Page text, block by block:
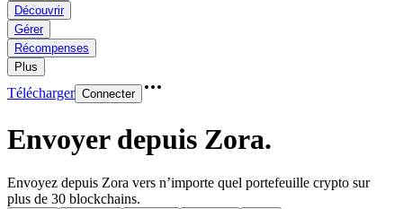
Découvrir
Gérer
Récompenses
Plus
Télécharger Connecter
Envoyer depuis Zora.
Envoyez depuis Zora vers n’importe quel portefeuille crypto sur
plus de 30 blockchains.